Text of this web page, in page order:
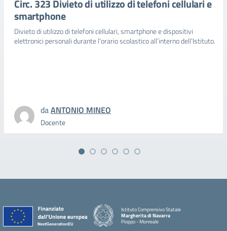
Circ. 323 Divieto di utilizzo di telefoni cellulari e
smartphone
Divieto di utilizzo di telefoni cellulari, smartphone e dispositivi
elettronici personali durante l’orario scolastico all’interno dell’Istituto.
daANTONIO MINEO
Docente
Istituto Comprensivo Statale
Margherita di Navarra
Pioppo - Monreale